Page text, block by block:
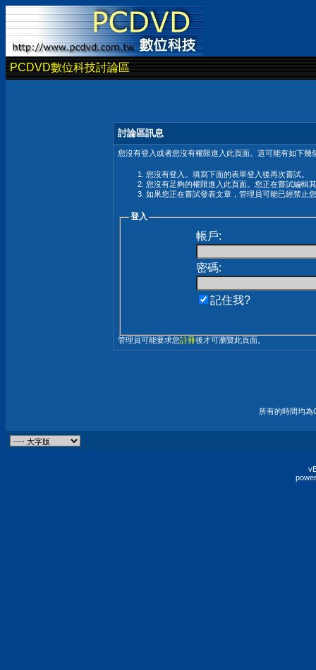
PCDVD數位科技討論區
討論區訊息
您沒有登入或者您沒有權限進入此頁面。這可能有如下幾
您沒有登入。填寫下面的表單登入後再次嘗試。
您沒有足夠的權限進入此頁面。您正在嘗試編輯
如果您正在嘗試發表文章，管理員可能已經禁止
登入
帳戶:
密碼:
記住我?
管理員可能要求您註冊後才可瀏覽此頁面。
所有的時間均為